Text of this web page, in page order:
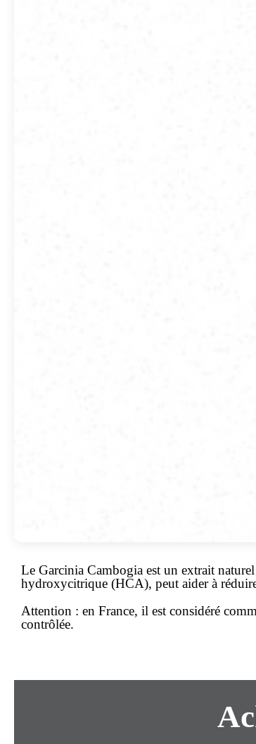
Le Garcinia Cambogia est un extrait
hydroxycitrique (HCA), peut aider à
Attention : en France, il est considéré
contrôlée.